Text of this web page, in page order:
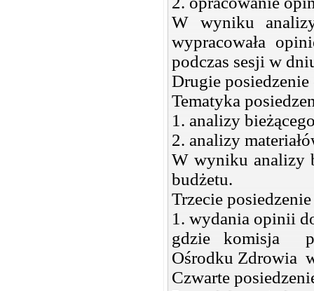
W wyniku
wypracowała
podczas sesji w
Drugie
Tematyka
1. analizy
2. analizy
W wyniku analizy
budżetu.
Trzecie
1. wydania opinii
gdzie komisja
Ośrodku Zdrowia
Czwarte